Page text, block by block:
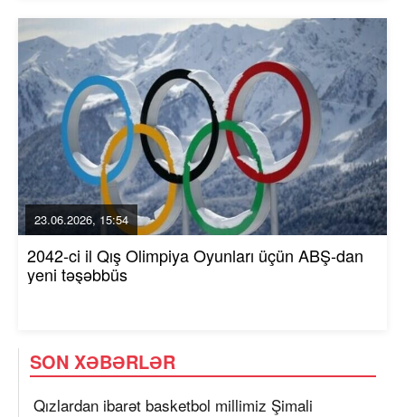
23.06.2026, 15:54
2042-ci il Qış Olimpiya Oyunları üçün ABŞ-dan
yeni təşəbbüs
SON XƏBƏRLƏR
Qızlardan ibarət basketbol millimiz Şimali